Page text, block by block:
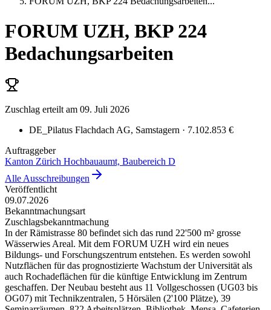
FORUM UZH, BKP 224
Bedachungsarbeiten
Zuschlag erteilt am 09. Juli 2026
DE_Pilatus Flachdach AG, Samstagern · 7.102.853 €
Auftraggeber
Kanton Zürich Hochbauaumt, Baubereich D
Alle Ausschreibungen
Veröffentlicht
09.07.2026
Bekanntmachungsart
Zuschlagsbekanntmachung
In der Rämistrasse 80 befindet sich das rund 22'500 m² grosse
Wässerwies Areal. Mit dem FORUM UZH wird ein neues
Bildungs- und Forschungszentrum entstehen. Es werden sowohl
Nutzflächen für das prognostizierte Wachstum der Universität als
auch Rochadeflächen für die künftige Entwicklung im Zentrum
geschaffen. Der Neubau besteht aus 11 Vollgeschossen (UG03 bis
OG07) mit Technikzentralen, 5 Hörsälen (2'100 Plätze), 39